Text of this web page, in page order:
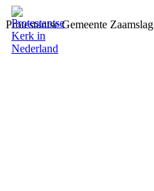
Protestantse Gemeente Zaamslag